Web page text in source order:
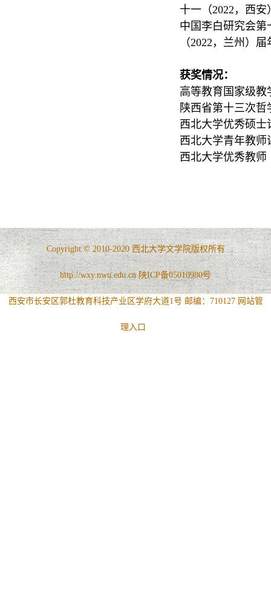
十一（2022，西
中国李白研究会第
（2022，兰州）
获奖情况：
高等教育国家级教
陕西省第十三次
西北大学优秀硕士
西北大学青年教师
西北大学优秀教师
Copyright © 2010-2020 西北大学文学院版权所有
http://wxy.nwu.edu.cn 陕ICP备05010980号
西安市长安区郭杜教育科技产业区学府大道1号 邮编：710127 网站管
理入口